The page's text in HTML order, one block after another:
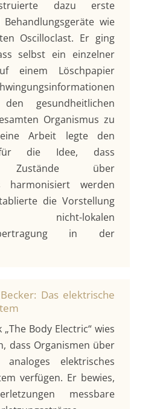
dazu erste
wie
Oscilloclast. Er ging
selbst ein einzelner
einem Löschpapier
gesundheitlichen
Organismus zu
Arbeit legte den
für die Idee, dass
Zustände über
harmonisiert werden
die Vorstellung
lokalen
in der
Das elektrische
Body Electric“ wies
dass Organismen über
elektrisches
verfügen. Er bewies,
messbare